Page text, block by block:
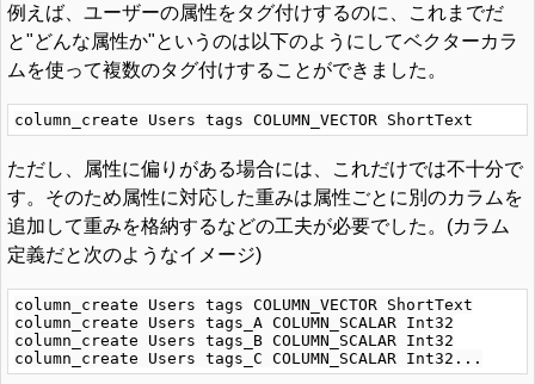
例えば、ユーザーの属性をタグ付けするのに、これまでだ
と"どんな属性か"というのは以下のようにしてベクターカラ
ムを使って複数のタグ付けすることができました。
ただし、属性に偏りがある場合には、これだけでは不十分で
す。そのため属性に対応した重みは属性ごとに別のカラムを
追加して重みを格納するなどの工夫が必要でした。(カラム
定義だと次のようなイメージ)
column_create Users tags COLUMN_VECTOR ShortText
column_create Users tags_A COLUMN_SCALAR Int32
column_create Users tags_B COLUMN_SCALAR Int32